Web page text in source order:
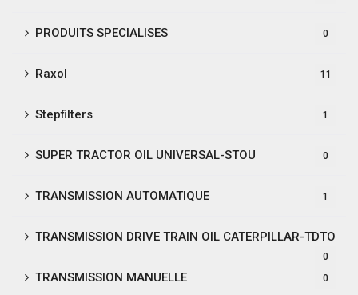
PRODUITS SPECIALISES 0
Raxol 11
Stepfilters 1
SUPER TRACTOR OIL UNIVERSAL-STOU 0
TRANSMISSION AUTOMATIQUE 1
TRANSMISSION DRIVE TRAIN OIL CATERPILLAR-TDTO
0
TRANSMISSION MANUELLE 0